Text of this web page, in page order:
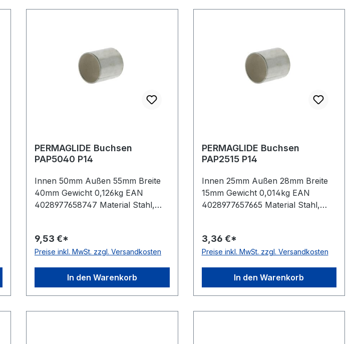
PERMAGLIDE Buchsen
PAP5040 P14
Innen 50mm Außen 55mm Breite
40mm Gewicht 0,126kg EAN
4028977658747 Material Stahl,
Anwendungen Temperaturbereich
-200 bis +280 °C
9,53 €*
Preise inkl. MwSt. zzgl. Versandkosten
In den Warenkorb
PERMAGLIDE Buchsen
PAP2515 P14
Innen 25mm Außen 28mm Breite
15mm Gewicht 0,014kg EAN
4028977657665 Material Stahl,
Anwendungen Temperaturbereich
-200 bis +280 °C
3,36 €*
Preise inkl. MwSt. zzgl. Versandkosten
In den Warenkorb